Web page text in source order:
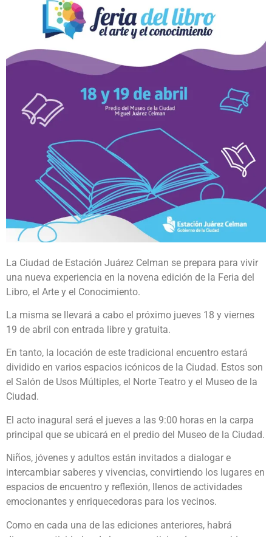
La Ciudad de Estación Juárez Celman se prepara para vivir
una nueva experiencia en la novena edición de la Feria del
Libro, el Arte y el Conocimiento.
La misma se llevará a cabo el próximo jueves 18 y viernes
19 de abril con entrada libre y gratuita.
En tanto, la locación de este tradicional encuentro estará
dividido en varios espacios icónicos de la Ciudad. Estos son
el Salón de Usos Múltiples, el Norte Teatro y el Museo de la
Ciudad.
El acto inagural será el jueves a las 9:00 horas en la carpa
principal que se ubicará en el predio del Museo de la Ciudad.
Niños, jóvenes y adultos están invitados a dialogar e
intercambiar saberes y vivencias, convirtiendo los lugares en
espacios de encuentro y reflexión, llenos de actividades
emocionantes y enriquecedoras para los vecinos.
Como en cada una de las ediciones anteriores, habrá